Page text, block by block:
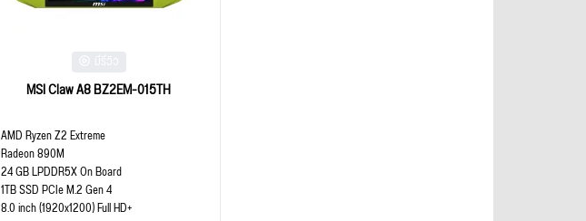
MSI Claw A8 BZ2EM-015TH
AMD Ryzen Z2 Extreme
Radeon 890M
24 GB LPDDR5X On Board
1TB SSD PCIe M.2 Gen 4
8.0 inch (1920x1200) Full HD+